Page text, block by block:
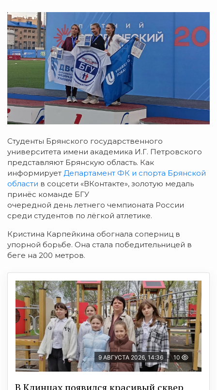
Студенты Брянского государственного
университета имени академика И.Г. Петровского
представляют Брянскую область. Как
информирует Департамент ФК и спорта Брянской
области в соцсети «ВКонтакте», золотую медаль
принёс команде БГУ
очередной день летнего чемпионата России
среди студентов по лёгкой атлетике.
Кристина Карпейкина обогнала соперниц в
упорной борьбе. Она стала победительницей в
беге на 200 метров.
9 АВГУСТА 2026, 14:36 10